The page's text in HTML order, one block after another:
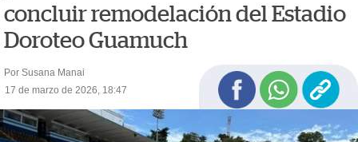
concluir remodelación del Estadio
Doroteo Guamuch
Por Susana Manai
17 de marzo de 2026, 18:47